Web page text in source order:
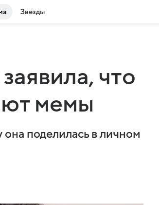
Звезды
что
мемы
поделилась в личном